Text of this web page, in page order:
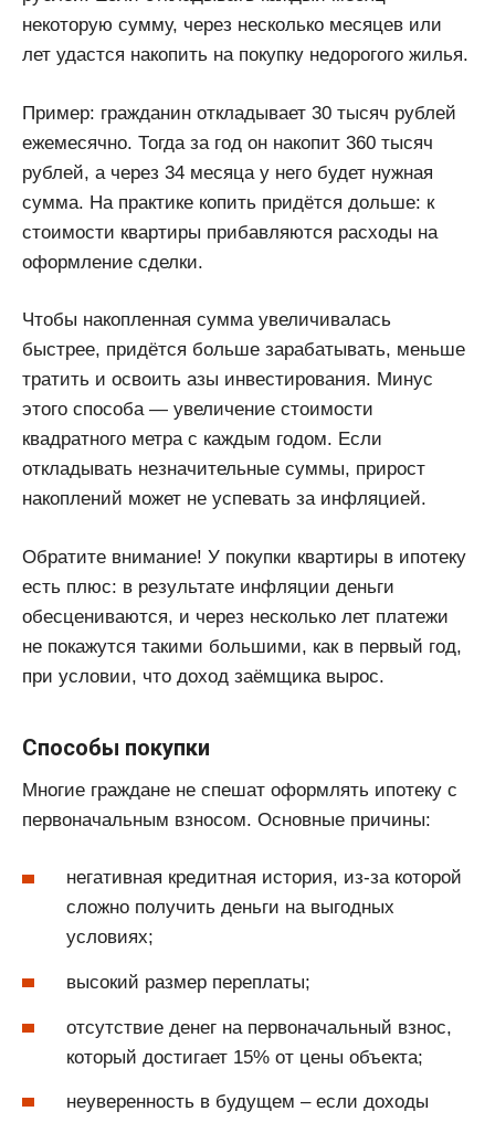
некоторую сумму, через несколько месяцев или
лет удастся накопить на покупку недорогого жилья.
Пример: гражданин откладывает 30 тысяч рублей
ежемесячно. Тогда за год он накопит 360 тысяч
рублей, а через 34 месяца у него будет нужная
сумма. На практике копить придётся дольше: к
стоимости квартиры прибавляются расходы на
оформление сделки.
Чтобы накопленная сумма увеличивалась
быстрее, придётся больше зарабатывать, меньше
тратить и освоить азы инвестирования. Минус
этого способа — увеличение стоимости
квадратного метра с каждым годом. Если
откладывать незначительные суммы, прирост
накоплений может не успевать за инфляцией.
Обратите внимание! У покупки квартиры в ипотеку
есть плюс: в результате инфляции деньги
обесцениваются, и через несколько лет платежи
не покажутся такими большими, как в первый год,
при условии, что доход заёмщика вырос.
Способы покупки
Многие граждане не спешат оформлять ипотеку с
первоначальным взносом. Основные причины:
негативная кредитная история, из-за которой
сложно получить деньги на выгодных
условиях;
высокий размер переплаты;
отсутствие денег на первоначальный взнос,
который достигает 15% от цены объекта;
неуверенность в будущем – если доходы